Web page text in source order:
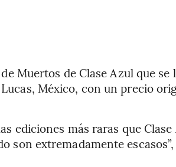
Muertos de Clase Azul que se
México, con un precio
ediciones más raras que Clase
son extremadamente